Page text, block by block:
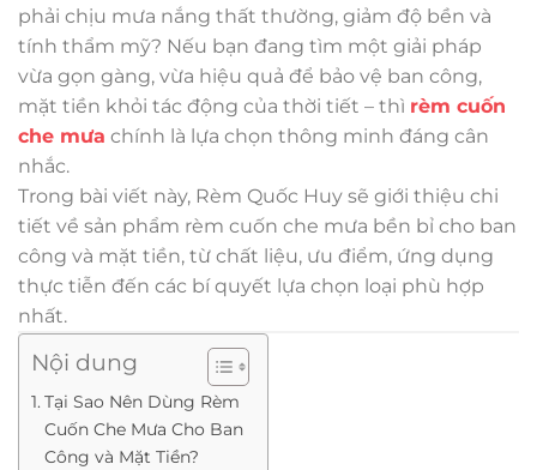
phải chịu mưa nắng thất thường, giảm độ bền và
tính thẩm mỹ? Nếu bạn đang tìm một giải pháp
vừa gọn gàng, vừa hiệu quả để bảo vệ ban công,
mặt tiền khỏi tác động của thời tiết – thì rèm cuốn
che mưa chính là lựa chọn thông minh đáng cân
nhắc.
Trong bài viết này, Rèm Quốc Huy sẽ giới thiệu chi
tiết về sản phẩm rèm cuốn che mưa bền bỉ cho ban
công và mặt tiền, từ chất liệu, ưu điểm, ứng dụng
thực tiễn đến các bí quyết lựa chọn loại phù hợp
nhất.
Nội dung
Tại Sao Nên Dùng Rèm
Cuốn Che Mưa Cho Ban
Công và Mặt Tiền?